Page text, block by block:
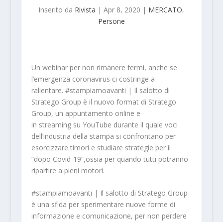
Inserito da Rivista |Apr 8, 2020 | MERCATO,
Persone
Un webinar per non rimanere fermi, anche se
l’emergenza coronavirus ci costringe a
rallentare. #stampiamoavanti | Il salotto di
Stratego Group è il nuovo format di Stratego
Group, un appuntamento online e
in streaming su YouTube durante il quale voci
dell’industria della stampa si confrontano per
esorcizzare timori e studiare strategie per il
“dopo Covid-19”,ossia per quando tutti potranno
ripartire a pieni motori.
#stampiamoavanti | Il salotto di Stratego Group
è una sfida per sperimentare nuove forme di
informazione e comunicazione, per non perdere